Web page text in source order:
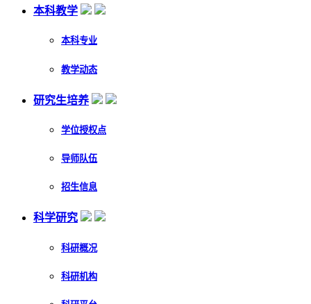
本科教学
本科专业
教学动态
研究生培养
学位授权点
导师队伍
招生信息
科学研究
科研概况
科研机构